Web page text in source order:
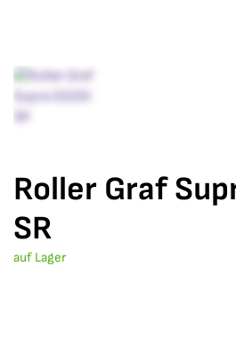
Roller Graf
SR
auf Lager